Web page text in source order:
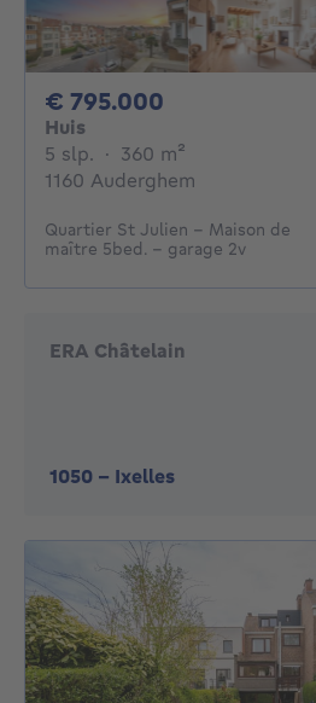
€ 795.000
Huis
5 slp. 5 slaapkamers
· 360 m²
1160 Auderghem
Quartier St Julien - Maison de
maître 5bed. - garage 2v
ERA Châtelain
1050 - Ixelles